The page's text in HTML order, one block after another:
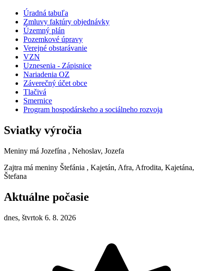
Úradná tabuľa
Zmluvy faktúry objednávky
Územný plán
Pozemkové úpravy
Verejné obstarávanie
VZN
Uznesenia - Zápisnice
Nariadenia OZ
Záverečný účet obce
Tlačivá
Smernice
Program hospodárskeho a sociálneho rozvoja
Sviatky výročia
Meniny má Jozefína , Nehoslav, Jozefa
Zajtra má meniny Štefánia , Kajetán, Afra, Afrodita, Kajetána,
Štefana
Aktuálne počasie
dnes, štvrtok 6. 8. 2026